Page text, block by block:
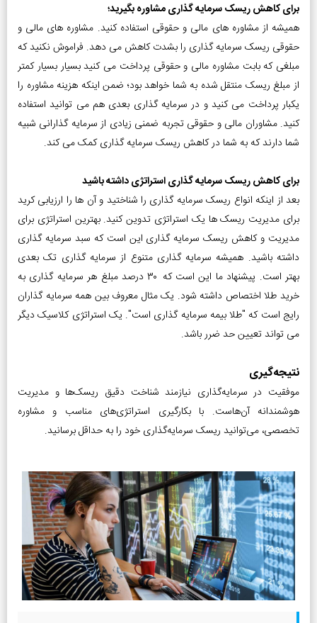
برای کاهش ریسک سرمایه گذاری مشاوره بگیرید؛
همیشه از مشاوره های مالی و حقوقی استفاده کنید. مشاوره های مالی و
حقوقی ریسک سرمایه گذاری را بشدت کاهش می دهد. فراموش نکنید که
مبلغی که بابت مشاوره مالی و حقوقی پرداخت می کنید بسیار بسیار کمتر
از مبلغ ریسک منتقل شده به شما خواهد بود؛ ضمن اینکه هزینه مشاوره را
یکبار پرداخت می کنید و در سرمایه گذاری بعدی هم می توانید استفاده
کنید. مشاوران مالی و حقوقی تجربه ضمنی زیادی از سرمایه گذارانی شبیه
شما دارند که به شما در کاهش ریسک سرمایه گذاری کمک می کند.
برای کاهش ریسک سرمایه گذاری استراتژی داشته باشید
بعد از اینکه انواع ریسک سرمایه گذاری را شناختید و آن ها را ارزیابی کرید
برای مدیریت ریسک ها یک استراتژی تدوین کنید. بهترین استراتژی برای
مدیریت و کاهش ریسک سرمایه گذاری این است که سبد سرمایه گذاری
داشته باشید. همیشه سرمایه گذاری متنوع از سرمایه گذاری تک بعدی
بهتر است. پیشنهاد ما این است که 30 درصد مبلغ هر سرمایه گذاری به
خرید طلا اختصاص داشته شود. یک مثال معروف بین همه سرمایه گذاران
رایج است که "طلا بیمه سرمایه گذاری است". یک استراتژی کلاسیک دیگر
می تواند تعیین حد ضرر باشد.
نتیجه‌گیری
موفقیت در سرمایه‌گذاری نیازمند شناخت دقیق ریسک‌ها و مدیریت
هوشمندانه آن‌هاست. با بکارگیری استراتژی‌های مناسب و مشاوره
تخصصی، می‌توانید ریسک سرمایه‌گذاری خود را به حداقل برسانید.